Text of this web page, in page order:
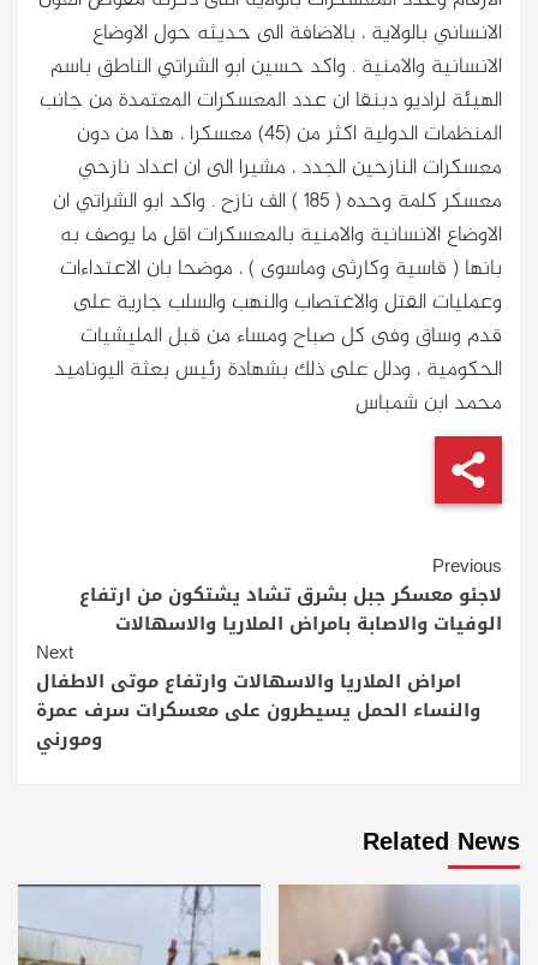
الانساني بالولاية ، بالاضافة الى حديثه حول الاوضاع
الانسانية والامنية . واكد حسين ابو الشراتي الناطق باسم
الهيئة لراديو دبنقا ان عدد المعسكرات المعتمدة من جانب
المنظمات الدولية اكثر من (45) معسكرا ، هذا من دون
معسكرات النازحين الجدد ، مشيرا الى ان اعداد نازحي
معسكر كلمة وحده ( 185 ) الف نازح . واكد ابو الشراتي ان
الاوضاع الانسانية والامنية بالمعسكرات اقل ما يوصف به
بانها ( قاسية وكارثى وماسوى ) ، موضحا بان الاعتداءات
وعمليات القتل والاغتصاب والنهب والسلب جارية على
قدم وساق وفى كل صباح ومساء من قبل المليشيات
الحكومية ، ودلل على ذلك بشهادة رئيس بعثة اليوناميد
محمد ابن شمباس
Continue
Reading
Previous
لاجئو معسكر جبل بشرق تشاد يشتكون من ارتفاع
الوفيات والاصابة بامراض الملاريا والاسهالات
Next
امراض الملاريا والاسهالات وارتفاع موتى الاطفال
والنساء الحمل يسيطرون على معسكرات سرف عمرة
ومورني
Related News